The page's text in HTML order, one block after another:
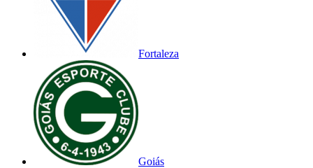
Fortaleza
Goiás